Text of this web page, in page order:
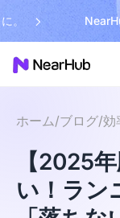
今なら
ホーム/ブログ/効
【2025
い！ラン